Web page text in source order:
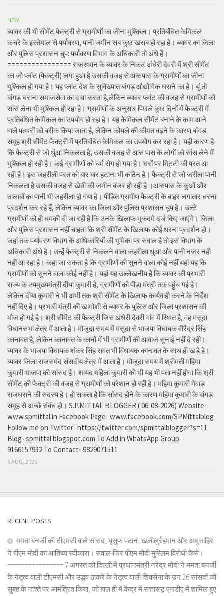
NEW
ब्यावर की भी सीमेंट फैक्ट्री से ग्रामीणों का जीना मुश्किल। प्रतिबंधित केमिकल
कचरे के इस्तेमाल से पर्यावरण, पानी जमीन सब कुछ खराब हो रहा है। ब्यावर का जिला
और पुलिस प्रशासन चुप: पर्यावरण विभाग के अधिकारी तो अंधे हैं।
================ राजस्थान के ब्यावर के निकट अंधेरी देवरी में श्री सीमेंट
का जो प्लांट (फैक्ट्री) लगा हुआ है उसकी वजह से आसपास के ग्रामीणों का जीना
मुश्किल हो गया है। यह प्लांट देश के सुविख्यात बांगड़ औद्योगिक घराने का है। यूं तो
बांगड़ घराना समाजसेवा का दावा करता है,लेकिन ब्यावर प्लांट की वजह से ग्रामीणों को
सांस लेना भी मुश्किल हो रहा है। ग्रामीणों के अनुसार पिछले कुछ दिनों में फैक्ट्री में
प्रतिबंधित केमिकल का उपयोग हो रहा है। यह केमिकल सीमेंट बनाने के काम आने
वाले पत्थरों को बरीक किया जाता है, लेकिन कोयले की कीमत बढ़ने के कारण बांगड़
समूह श्री सीमेंट फैक्ट्री में प्रतिबंधित केमिकल का उपयोग कर रहा है। यही कारण है
कि फैक्ट्री से जो धुंआ निकलता है, उसकी वजह से आस पास के लोगों को सांस लेने में
मुश्किल हो रही है। कई ग्रामीणों को चर्म रोग हो गया है। घरों पर मिट्टी की परत आ
रही है। इस जहरीली परत को बार बार हटाना भी कठिन है। फैक्ट्री से जो जरीला पानी
निकलता है उसकी वजह से खेती की जमीन बंजर हो रही है ।आसपास के कुओं और
तालाबों का पानी भी जहरीला हो गया है। पीड़ित ग्रामीण फैक्ट्री के बाहर लगातार धरना
प्रदर्शन कर रहे हैं, लेकिन ब्यावर का जिला और पुलिस प्रशासन चुप है। उल्टे
ग्रामीणों को ही धमकी दी जा रही है कि उनके खिलाफ मुकदमे दर्ज किए जाएंगे। जिला
और पुलिस प्रशासन नहीं चाहता कि श्री सीमेंट के खिलाफ कोई धरना प्रदर्शन हो।
जहां तक पर्यावरण विभाग के अधिकारियों की भूमिका पर सवाल है तो इस विभाग के
अधिकारी अंधे है। उन्हें फैक्ट्री से निकलने वाला जहरीला धुआ और पानी नजर नही
नहीं आ रहा है। कहा जा सकता है कि ग्रामीणों की सुनने वाला कोई नहीं यहां यह कि
ग्रामीणों को सुनने वाला कोई नहीं है। यहां यह उल्लेखनीय है कि ब्यावर की प्रभारी
राज्य के उपमुख्यमंत्री दीया कुमारी है, ग्रामीणों को पीड़ा मंत्री तक पहुंच गई है।
लेकिन दीया कुमारी ने भी अभी तक श्री सीमेंट के खिलाफ कार्यवाही करने के निर्देश
नहीं दिए है। प्रभारी मंत्री की खामोशी से ब्यावर के पुलिस और जिला प्रशासन की
मौज हो गई है। श्री सीमेंट की फैक्ट्री जिस अंधेरी देवरी गांव में स्थित है, वह मसूदा
विधानसभा क्षेत्र में आता है। मौजूदा समय में मसूदा से भाजपा विधायक वीरेंद्र सिंह
कानावत है, लेकिन कानावत के कानों में भी ग्रामीणों की आवाज सुनाई नहीं दे रही।
ब्यावर के भाजपा विधायक शंकर सिंह रावत भी विधायक कानावत के साथ ही खड़े हे।
ब्यावर जिला राजसमंद संसदीय क्षेत्र में आता है। मौजूदा समय में श्रीमती महिमा
कुमारी भाजपा की सांसद है। शायद महिला कुमारी को भी यह भी पता नहीं होगा कि श्री
सीमेंट की फैक्ट्री की वजह से ग्रामीणों को परेशान हो रही है। महिमा कुमारी मेवाड़
राजघराने की सदस्य हे। हो सकता है कि सांसद होने के कारण महिमा कुमारी के बांगड़
समूह से अच्छे संबंध हो। S.P.MITTAL BLOGGER ( 06-08-2026) Website-
www.spmittal.in Facebook Page- www.facebook.com/SPMittalblog
Follow me on Twitter- https://twitter.com/spmittalblogger?s=11
Blog- spmittal.blogspot.com To Add in WhatsApp Group-
9166157932 To Contact- 9829071511
6 AUG, 2026
RECENT POSTS
ममता बनर्जी की टीएमसी वाले सांसद, यूसुफ पठान, खलीलुर्रहमान और अबु ताहिर
ने पीएम मोदी का आतिथ्य स्वीकारा। सवाल-फिर पीएम मोदी मुस्लिम विरोधी कैसे।
================ 7 अगस्त को दिल्ली में प्रधानमंत्री नरेंद्र मोदी ने ममता बनर्जी
के नेतृत्व वाली टीएमसी और उद्धव ठाकरे के नेतृत्व वाली शिवसेना के उन 26 सांसदों को
सुबह के नाश्ते पर आमंत्रित किया, जो हाल ही में केंद्र में सत्तारूढ़ एनडीए में शामिल हुए